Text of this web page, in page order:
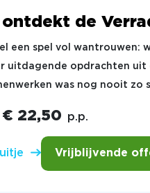
de
een spel vol wantrouwen:
uitdagende opdrachten uit
was nog nooit zo
€ 22,50 p.p.
Vrijblijvende